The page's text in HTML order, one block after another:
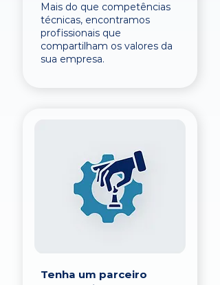
Mais do que competências
técnicas, encontramos
profissionais que
compartilham os valores da
sua empresa.
Tenha um parceiro